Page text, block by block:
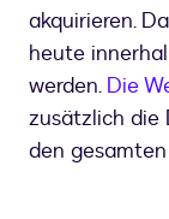
akquirieren.
heute
werden. Die
zusätzlich die
den